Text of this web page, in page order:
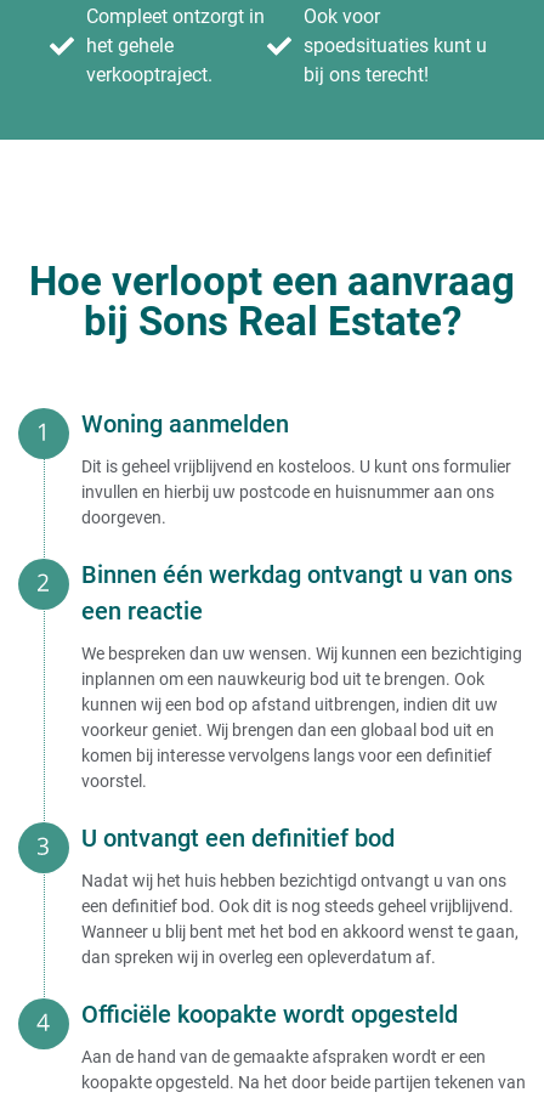
Compleet ontzorgt in
het gehele
verkooptraject.
Ook voor
spoedsituaties kunt u
bij ons terecht!
Hoe verloopt een aanvraag
bij Sons Real Estate?
Woning aanmelden
Dit is geheel vrijblijvend en kosteloos. U kunt ons formulier
invullen en hierbij uw postcode en huisnummer aan ons
doorgeven.
Binnen één werkdag ontvangt u van ons
een reactie
We bespreken dan uw wensen. Wij kunnen een bezichtiging
inplannen om een nauwkeurig bod uit te brengen. Ook
kunnen wij een bod op afstand uitbrengen, indien dit uw
voorkeur geniet. Wij brengen dan een globaal bod uit en
komen bij interesse vervolgens langs voor een definitief
voorstel.
U ontvangt een definitief bod
Nadat wij het huis hebben bezichtigd ontvangt u van ons
een definitief bod. Ook dit is nog steeds geheel vrijblijvend.
Wanneer u blij bent met het bod en akkoord wenst te gaan,
dan spreken wij in overleg een opleverdatum af.
Officiële koopakte wordt opgesteld
Aan de hand van de gemaakte afspraken wordt er een
koopakte opgesteld. Na het door beide partijen tekenen van